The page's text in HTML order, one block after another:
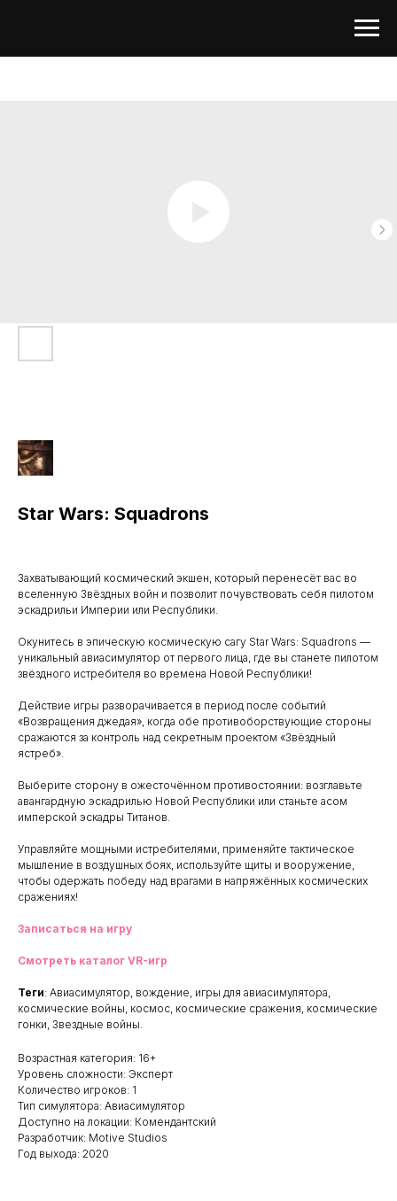
Star Wars: Squadrons
Захватывающий космический экшен, который перенесёт вас во
вселенную Звёздных войн и позволит почувствовать себя пилотом
эскадрильи Империи или Республики.
Окунитесь в эпическую космическую сагу Star Wars: Squadrons —
уникальный авиасимулятор от первого лица, где вы станете пилотом
звёздного истребителя во времена Новой Республики!
Действие игры разворачивается в период после событий
«Возвращения джедая», когда обе противоборствующие стороны
сражаются за контроль над секретным проектом «Звёздный
ястреб».
Выберите сторону в ожесточённом противостоянии: возглавьте
авангардную эскадрилью Новой Республики или станьте асом
имперской эскадры Титанов.
Управляйте мощными истребителями, применяйте тактическое
мышление в воздушных боях, используйте щиты и вооружение,
чтобы одержать победу над врагами в напряжённых космических
сражениях!
Записаться на игру
Смотреть каталог VR-игр
Теги: Авиасимулятор, вождение, игры для авиасимулятора,
космические войны, космос, космические сражения, космические
гонки, Звездные войны.
Возрастная категория: 16+
Уровень сложности: Эксперт
Количество игроков: 1
Тип симулятора: Авиасимулятор
Доступно на локации: Комендантский
Разработчик: Motive Studios
Год выхода: 2020